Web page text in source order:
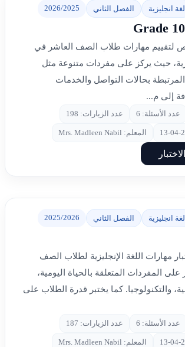
لغة انجليزية الفصل الثاني 2026/2025
Grade
لتقييم مهارات طلاب الصف العاشر في
حيث يركز على مفردات متنوعة مثل
بحالات التواصل والخدمات
إلى م...
عدد الأسئلة: 6 عدد الزيارات: 198
المعلم: Mrs. Madleen Nabil
لغة انجليزية الفصل الثاني 2025/2026
مهارات اللغة الإنجليزية لطلاب الصف
المفردات المتعلقة بالحياة اليومية،
والتكنولوجيا. كما يختبر قدرة الطلاب على
عدد الأسئلة: 6 عدد الزيارات: 187
المعلم: Mrs. Madleen Nabil